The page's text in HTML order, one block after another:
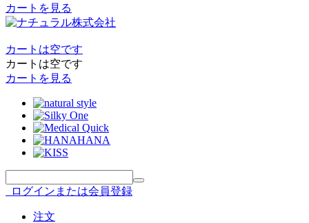
カートを見る
カートは空です
カートは空です
カートを見る
ログインまたは会員登録
注文